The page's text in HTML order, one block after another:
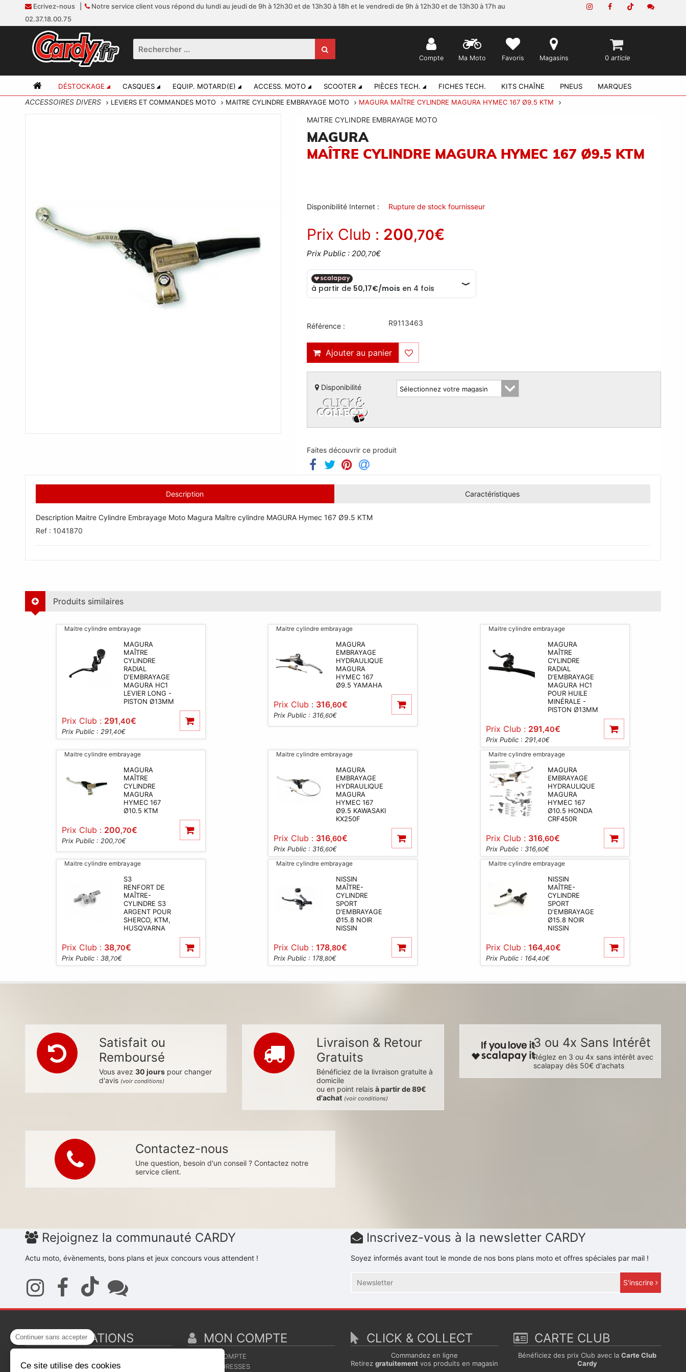
Ecrivez-nous
Notre service client vous répond du lundi au jeudi de 9h à 12h30 et de 13h30 à 18h et le vendredi de 9h à 12h30 et de 13h30 à 17h au
02.37.18.00.75
0 article
Magasins
Favoris
Ma Moto
Compte
DÉSTOCKAGE CASQUES EQUIP. MOTARD(E) ACCESS. MOTO SCOOTER PIÈCES TECH. FICHES TECH. KITS CHAÎNE PNEUS MARQUES
ACCESSOIRES DIVERS LEVIERS ET COMMANDES MOTO MAITRE CYLINDRE EMBRAYAGE MOTO MAGURA MAÎTRE CYLINDRE MAGURA HYMEC 167 Ø9.5 KTM
MAITRE CYLINDRE EMBRAYAGE MOTO
MAGURA
MAÎTRE CYLINDRE MAGURA HYMEC 167 Ø9.5 KTM
Disponibilité Internet : Rupture de stock fournisseur
Prix Club : 200,70€
Prix Public : 200,70€
Référence : R9113463
Ajouter au panier
Disponibilité
Faites découvrir ce produit
Description Caractéristiques
Description Maitre Cylindre Embrayage Moto Magura Maître cylindre MAGURA Hymec 167 Ø9.5 KTM
Ref : 1041870
Produits similaires
Maitre cylindre embrayage
MAGURA
MAÎTRE
CYLINDRE
RADIAL
D'EMBRAYAGE
MAGURA HC1
LEVIER LONG -
PISTON Ø13MM
Prix Club : 291,40€
Prix Public : 291,40€
Maitre cylindre embrayage
MAGURA
EMBRAYAGE
HYDRAULIQUE
MAGURA
HYMEC 167
Ø9.5 YAMAHA
Prix Club : 316,60€
Prix Public : 316,60€
Maitre cylindre embrayage
MAGURA
MAÎTRE
CYLINDRE
RADIAL
D'EMBRAYAGE
MAGURA HC1
POUR HUILE
MINÉRALE -
PISTON Ø13MM
Prix Club : 291,40€
Prix Public : 291,40€
Maitre cylindre embrayage
MAGURA
MAÎTRE
CYLINDRE
MAGURA
HYMEC 167
Ø10.5 KTM
Prix Club : 200,70€
Prix Public : 200,70€
Maitre cylindre embrayage
MAGURA
EMBRAYAGE
HYDRAULIQUE
MAGURA
HYMEC 167
Ø9.5 KAWASAKI
KX250F
Prix Club : 316,60€
Prix Public : 316,60€
Maitre cylindre embrayage
MAGURA
EMBRAYAGE
HYDRAULIQUE
MAGURA
HYMEC 167
Ø10.5 HONDA
CRF450R
Prix Club : 316,60€
Prix Public : 316,60€
Maitre cylindre embrayage
S3
RENFORT DE
MAÎTRE-
CYLINDRE S3
ARGENT POUR
SHERCO, KTM,
HUSQVARNA
Prix Club : 38,70€
Prix Public : 38,70€
Maitre cylindre embrayage
NISSIN
MAÎTRE-
CYLINDRE
SPORT
D'EMBRAYAGE
Ø15.8 NOIR
NISSIN
Prix Club :178,80€
Prix Public : 178,80€
Maitre cylindre embrayage
NISSIN
MAÎTRE-
CYLINDRE
SPORT
D'EMBRAYAGE
Ø15.8 NOIR
NISSIN
Prix Club :164,40€
Prix Public : 164,40€
Satisfait ou
Remboursé
Vous avez30 jours pour changer
d'avis (voir conditions)
Livraison & Retour
Gratuits
Bénéficiez de la livraison gratuite à
domicile
ou en point relais à partir de 89€
d'achat (voir conditions)
3 ou 4x Sans Intérêt
Réglez en 3 ou 4x sans intérêt avec
scalapay dès 50€ d'achats
Contactez-nous
Une question, besoin d'un conseil ? Contactez notre
service client.
Rejoignez la communauté CARDY
Actu moto, évènements, bons plans et jeux concours vous attendent !
Inscrivez-vous à la newsletter CARDY
Soyez informés avant tout le monde de nos bons plans moto et offres spéciales par mail !
S'inscrire
INFORMATIONS
CONTACTEZ-NOUS
MON COMPTE
MON COMPTE
MES ADRESSES
CLICK & COLLECT
Commandez en ligne
Retirezgratuitement vos produits en magasin
CARTE CLUB
Bénéficiez des prix Club avec laCarte Club
Cardy
Continuer sans accepter
Ce site utilise des cookies